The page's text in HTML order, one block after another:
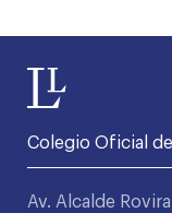
Colegio Oficial
Av. Alcalde